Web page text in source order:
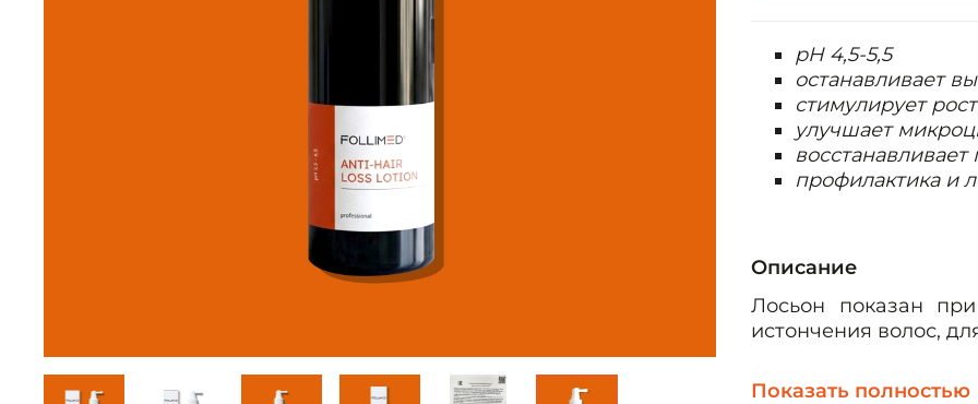
pH 4,5-5,5
останавливает
стимулирует
улучшает
восстанавливает
профилактика и
Описание
Лосьон показан
истончения волос,
Показать полностью